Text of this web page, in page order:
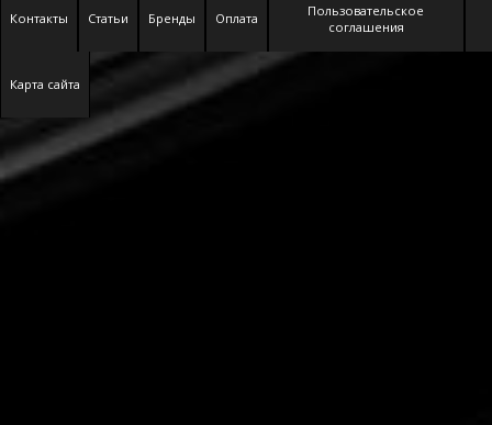
Контакты Статьи Бренды Оплата
Пользовательское
соглашения
Карта сайта